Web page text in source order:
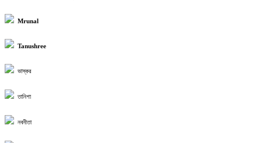
Mrunal
Tanushree
ভাস্কর
তানিশা
নবনীতা